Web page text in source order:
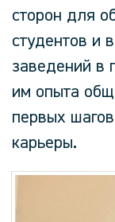
сторон для
студентов и
заведений в
им опыта
первых
карьеры.